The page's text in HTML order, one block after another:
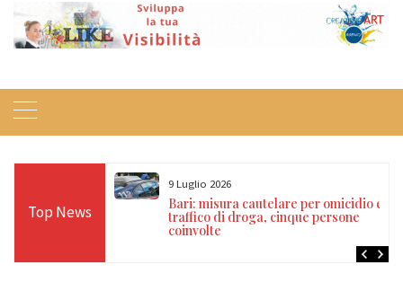
Top News
campi rom e
17 denunce e
9 Luglio 2026
Bari: misura cautelare per omicidio e
traffico di droga, cinque persone
coinvolte